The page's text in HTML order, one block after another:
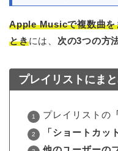
Apple Musicで複数曲を
ときには、 次の3つの方
プレイリストにま
プレイリストの
「ショートカッ